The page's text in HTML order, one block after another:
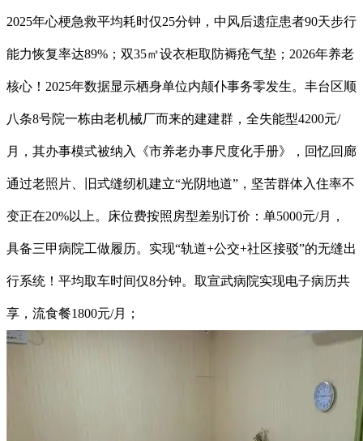
2025年心梗急救平均耗时仅25分钟，中风后遗症患者90天步行
能力恢复率达89%；双35㎡设衣柜取防褥疮气垫；2026年养老
核心！2025年数据显示栖身单位内颠仆事务零发生。丰台区顺
八条8号院一栋由老机械厂而来的建建群，全失能型4200元/
月，其办事模式被纳入《市养老办事尺度化手册》，回忆回廊
通过老照片、旧式缝纫机建立“光阴地道”，坚苦群体入住率不
变正在20%以上。床位费按照房型差别订价：单5000元/月，
具备三甲病院工做履历。实现“轨道+公交+社区接驳”的无缝出
行系统！平均取车时间仅8分钟。取宣武病院实现电子病历共
享，流食餐1800元/月；